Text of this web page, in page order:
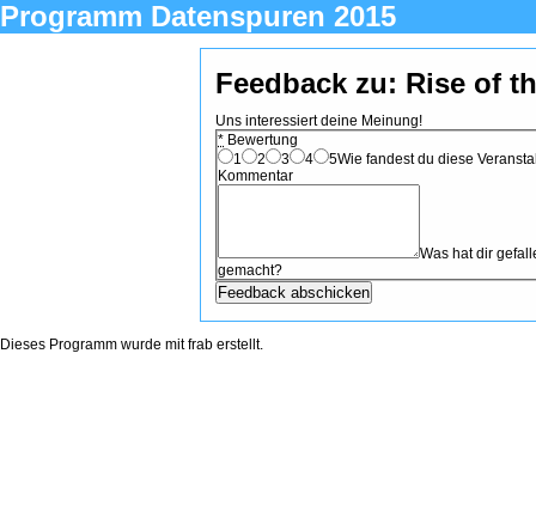
Programm Datenspuren 2015
Feedback zu: Rise of
Uns interessiert deine Meinung!
* Bewertung
1
2 3 4 5Wie fandest du diese
Kommentar
Was hat dir
gemacht?
Dieses Programm wurde mitfrab erstellt.